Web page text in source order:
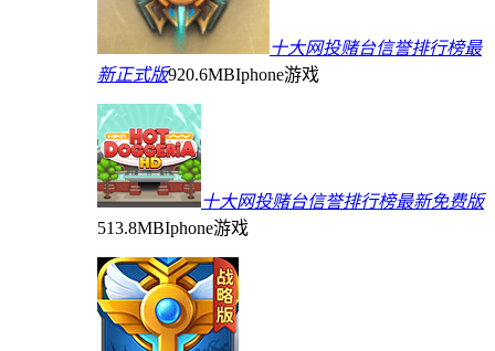
十大网投赌台信誉排行榜最
新正式版920.6MBIphone游戏
十大网投赌台信誉排行榜最新免费版
513.8MBIphone游戏